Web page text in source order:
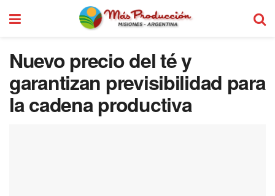
Nuevo precio del té y
garantizan previsibilidad para
la cadena productiva